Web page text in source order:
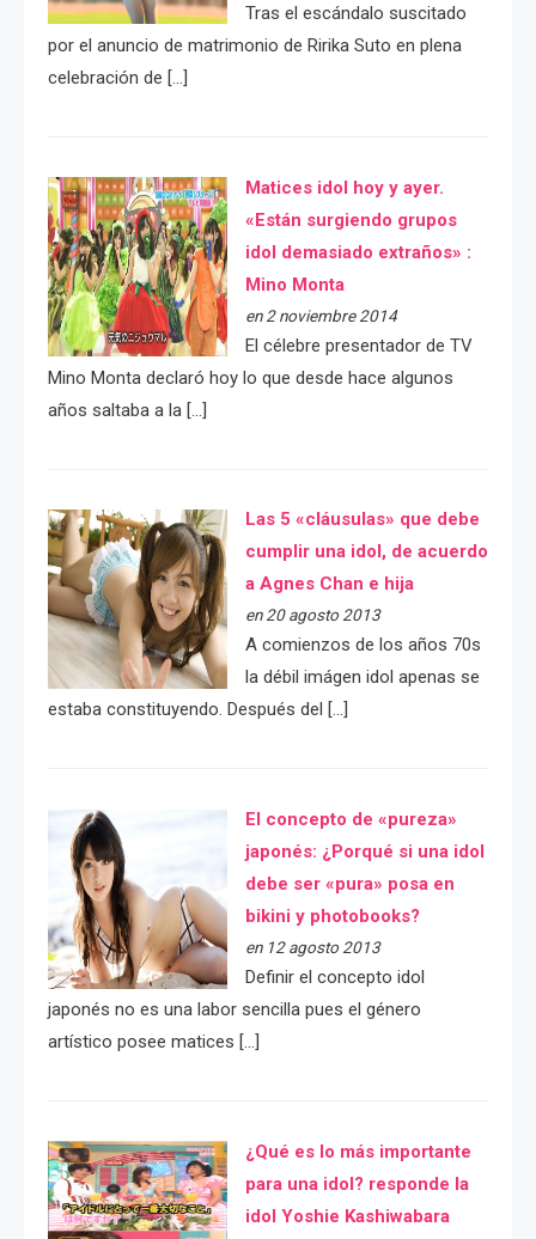
Tras el escándalo suscitado
por el anuncio de matrimonio de Ririka Suto en plena
celebración de […]
Matices idol hoy y ayer.
«Están surgiendo grupos
idol demasiado extraños» :
Mino Monta
en 2 noviembre 2014
El célebre presentador de TV
Mino Monta declaró hoy lo que desde hace algunos
años saltaba a la […]
Las 5 «cláusulas» que debe
cumplir una idol, de acuerdo
a Agnes Chan e hija
en 20 agosto 2013
A comienzos de los años 70s
la débil imágen idol apenas se
estaba constituyendo. Después del […]
El concepto de «pureza»
japonés: ¿Porqué si una idol
debe ser «pura» posa en
bikini y photobooks?
en 12 agosto 2013
Definir el concepto idol
japonés no es una labor sencilla pues el género
artístico posee matices […]
¿Qué es lo más importante
para una idol? responde la
idol Yoshie Kashiwabara